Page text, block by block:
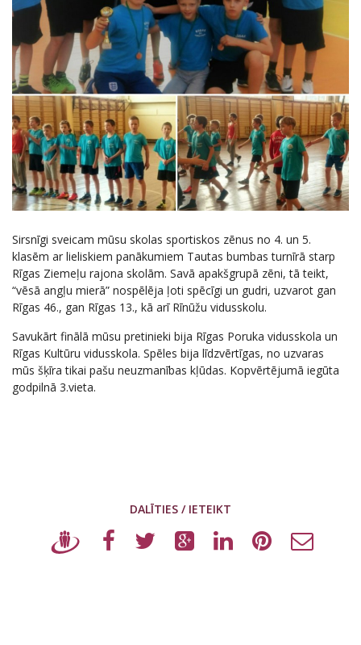
Sirsnīgi sveicam mūsu skolas sportiskos zēnus no 4. un 5.
klasēm ar lieliskiem panākumiem Tautas bumbas turnīrā starp
Rīgas Ziemeļu rajona skolām. Savā apakšgrupā zēni, tā teikt,
“vēsā angļu mierā” nospēlēja ļoti spēcīgi un gudri, uzvarot gan
Rīgas 46., gan Rīgas 13., kā arī Rīnūžu vidusskolu.
Savukārt finālā mūsu pretinieki bija Rīgas Poruka vidusskola un
Rīgas Kultūru vidusskola. Spēles bija līdzvērtīgas, no uzvaras
mūs šķīra tikai pašu neuzmanības kļūdas. Kopvērtējumā iegūta
godpilnā 3.vieta.
DALĪTIES / IETEIKT